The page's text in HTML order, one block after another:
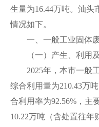
生量为16.44万吨。汕头
情况如下。
一、一般工业固体
（一）产生、利用及
2025年，本市一般工
综合利用量为210.43万
合利用率为92.56%，主
10.22万吨（含处置往年